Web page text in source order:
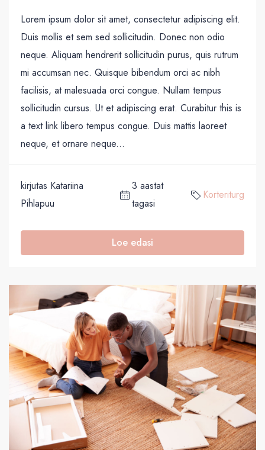
Lorem ipsum dolor sit amet, consectetur adipiscing elit.
Duis mollis et sem sed sollicitudin. Donec non odio
neque. Aliquam hendrerit sollicitudin purus, quis rutrum
mi accumsan nec. Quisque bibendum orci ac nibh
facilisis, at malesuada orci congue. Nullam tempus
sollicitudin cursus. Ut et adipiscing erat. Curabitur this is
a text link libero tempus congue. Duis mattis laoreet
neque, et ornare neque...
kirjutas Katariina
Pihlapuu
3 aastat
tagasi
Korteriturg
Loe edasi